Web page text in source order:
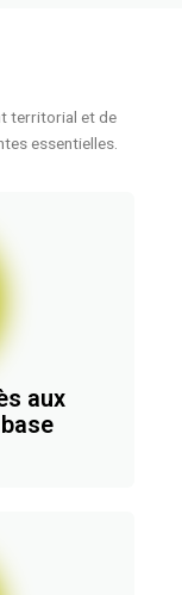
territorial et de
essentielles.
aux